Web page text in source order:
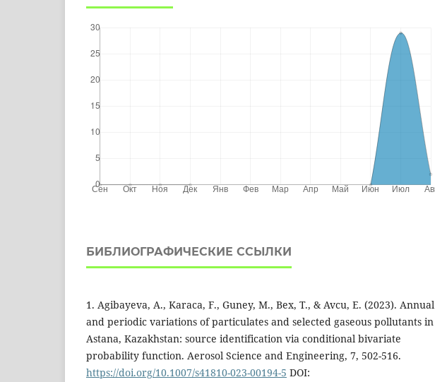
БИБЛИОГРАФИЧЕСКИЕ ССЫЛКИ
1. Agibayeva, A., Karaca, F., Guney, M., Bex, T., & Avcu, E. (2023). Annual
and periodic variations of particulates and selected gaseous pollutants in
Astana, Kazakhstan: source identification via conditional bivariate
probability function. Aerosol Science and Engineering, 7, 502-516.
https://doi.org/10.1007/s41810-023-00194-5 DOI: